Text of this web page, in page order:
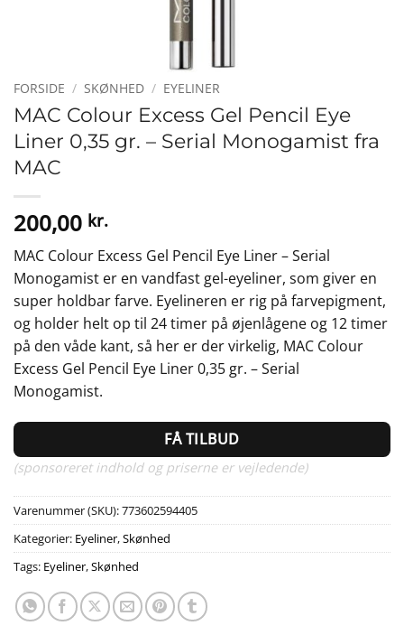
FORSIDE / SKØNHED / EYELINER
MAC Colour Excess Gel Pencil Eye
Liner 0,35 gr. – Serial Monogamist fra
MAC
200,00 kr.
MAC Colour Excess Gel Pencil Eye Liner – Serial
Monogamist er en vandfast gel-eyeliner, som giver en
super holdbar farve. Eyelineren er rig på farvepigment,
og holder helt op til 24 timer på øjenlågene og 12 timer
på den våde kant, så her er der virkelig, MAC Colour
Excess Gel Pencil Eye Liner 0,35 gr. – Serial
Monogamist.
FÅ TILBUD
(sponsoreret indhold og priserne er vejledende)
Varenummer (SKU):773602594405
Kategorier: Eyeliner,Skønhed
Tags: Eyeliner,Skønhed